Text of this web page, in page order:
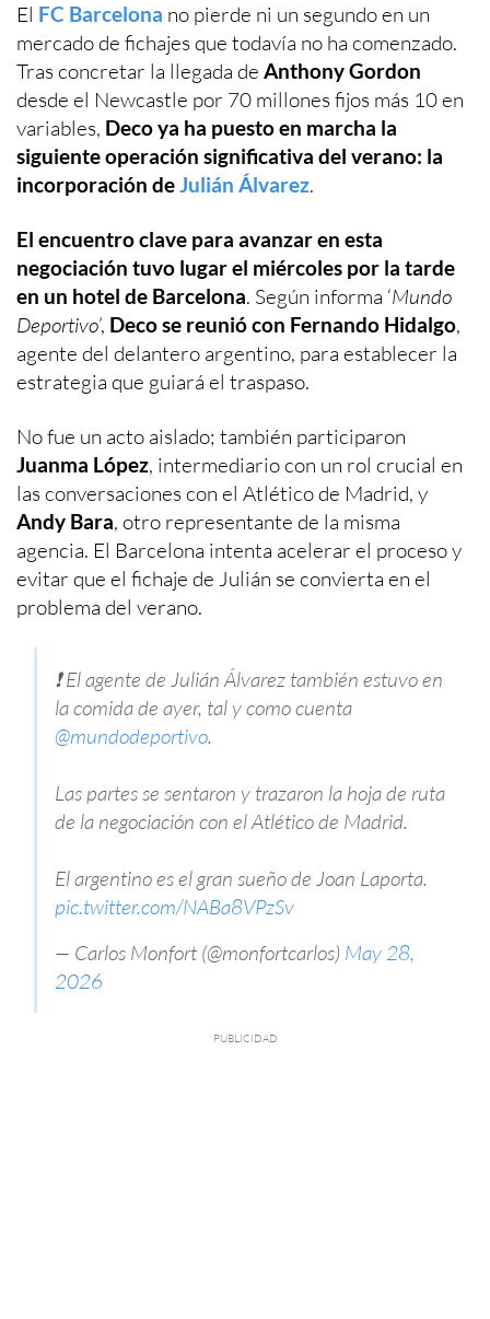
El FC Barcelona no pierde ni un segundo en un
mercado de fichajes que todavía no ha comenzado.
Tras concretar la llegada de Anthony Gordon
desde el Newcastle por 70 millones fijos más 10 en
variables, Deco ya ha puesto en marcha la
siguiente operación significativa del verano: la
incorporación deJulián Álvarez.
El encuentro clave para avanzar en esta
negociación tuvo lugar el miércoles por la tarde
en un hotel de Barcelona. Según informa ‘Mundo
Deportivo’, Deco se reunió con Fernando Hidalgo,
agente del delantero argentino, para establecer la
estrategia que guiará el traspaso.
No fue un acto aislado; también participaron
Juanma López, intermediario con un rol crucial en
las conversaciones con el Atlético de Madrid, y
Andy Bara, otro representante de la misma
agencia. El Barcelona intenta acelerar el proceso y
evitar que el fichaje de Julián se convierta en el
problema del verano.
❗️ El agente de Julián Álvarez también estuvo en
la comida de ayer, tal y como cuenta
@mundodeportivo.
Las partes se sentaron y trazaron la hoja de ruta
de la negociación con el Atlético de Madrid.
El argentino es el gran sueño de Joan Laporta.
pic.twitter.com/NABa8VPzSv
— Carlos Monfort (@monfortcarlos) May 28,
2026